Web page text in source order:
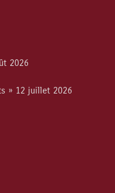
2026
» 12 juillet 2026